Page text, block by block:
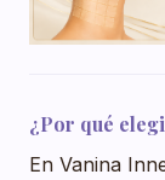
¿Por qué
En Vanina